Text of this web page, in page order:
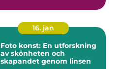
16. jan
Foto konst: En utforskning
av skönheten och
skapandet genom linsen